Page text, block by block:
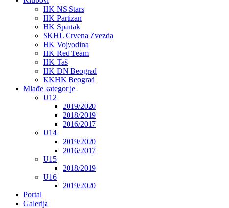
HK NS Stars
HK Partizan
HK Spartak
SKHL Crvena Zvezda
HK Vojvodina
HK Red Team
HK Taš
HK DN Beograd
KKHK Beograd
Mlađe kategorije
U12
2019/2020
2018/2019
2016/2017
U14
2019/2020
2016/2017
U15
2018/2019
U16
2019/2020
Portal
Galerija